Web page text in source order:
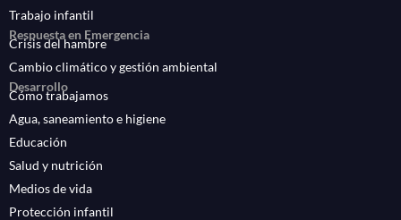
Trabajo infantil
Respuesta en Emergencia
Crisis del hambre
Cambio climático y gestión ambiental
Desarrollo
Cómo trabajamos
Agua, saneamiento e higiene
Educación
Salud y nutrición
Medios de vida
Protección infantil